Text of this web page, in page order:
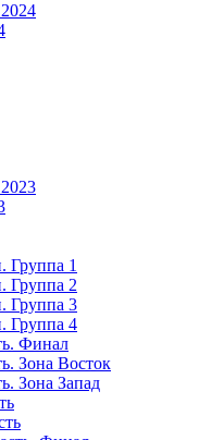
Группа 1
Группа 2
Группа 3
Группа 4
Финал
Зона Восток
Зона Запад